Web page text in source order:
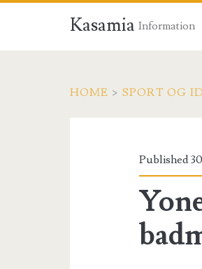
Kasamia Information
HOME > SPORT OG
Published